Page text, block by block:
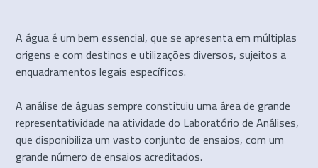
A água é um bem essencial, que se apresenta em múltiplas
origens e com destinos e utilizações diversos, sujeitos a
enquadramentos legais específicos.
A análise de águas sempre constituiu uma área de grande
representatividade na atividade do Laboratório de Análises,
que disponibiliza um vasto conjunto de ensaios, com um
grande número de ensaios acreditados.